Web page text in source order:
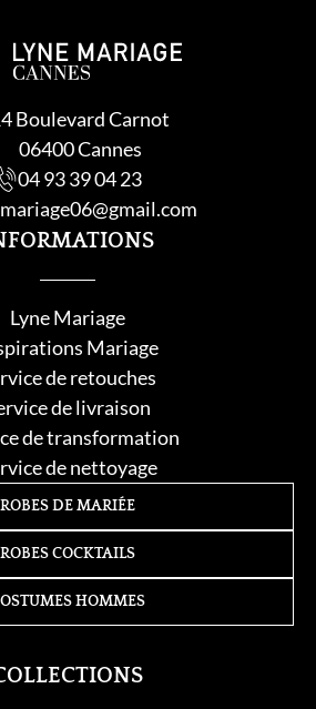
Boulevard Carnot
06400 Cannes
04 93 39 04 23
Lyne Mariage
Mariage
de retouches
de livraison
de transformation
de nettoyage
ROBES DE MARIÉE
ROBES COCKTAILS
HOMMES